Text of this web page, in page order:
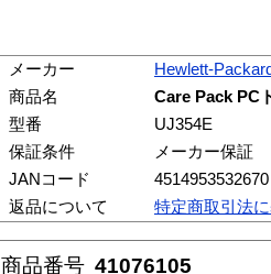
メーカー
Hewlett-
商品名
Care Pack PC
型番
UJ354E
保証条件
メーカー保証
JANコード
4514953532670
返品について
特定商取引法
商品番号 41076105